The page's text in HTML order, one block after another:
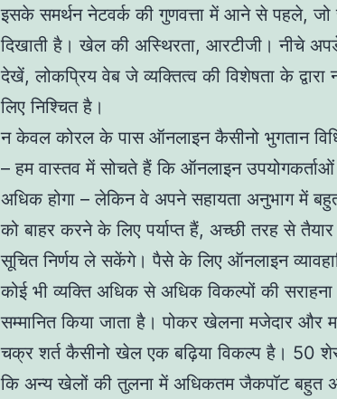
इसके समर्थन नेटवर्क की गुणवत्ता में आने से पहले, जो
दिखाती है। खेल की अस्थिरता, आरटीजी। नीचे
देखें, लोकप्रिय वेब जे व्यक्तित्व की विशेषता के
लिए निश्चित है।
न केवल कोरल के पास ऑनलाइन कैसीनो भुगतान
– हम वास्तव में सोचते हैं कि ऑनलाइन उपयोगकर्ताओं
अधिक होगा – लेकिन वे अपने सहायता अनुभाग में
को बाहर करने के लिए पर्याप्त हैं, अच्छी तरह से
सूचित निर्णय ले सकेंगे। पैसे के लिए ऑनलाइन
कोई भी व्यक्ति अधिक से अधिक विकल्पों की
सम्मानित किया जाता है। पोकर खेलना मजेदार और
चक्र शर्त कैसीनो खेल एक बढ़िया विकल्प है। 50
कि अन्य खेलों की तुलना में अधिकतम जैकपॉट बहुत